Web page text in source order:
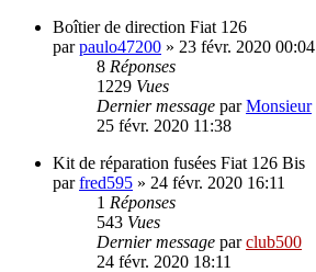
Boîtier de direction Fiat 126
parpaulo47200 » 23 févr. 2020 00:04
8 Réponses
1229 Vues
Dernier message parMonsieur
25 févr. 2020 11:38
Kit de réparation fusées Fiat 126 Bis
parfred595 » 24 févr. 2020 16:11
1 Réponses
543 Vues
Dernier message parclub500
24 févr. 2020 18:11